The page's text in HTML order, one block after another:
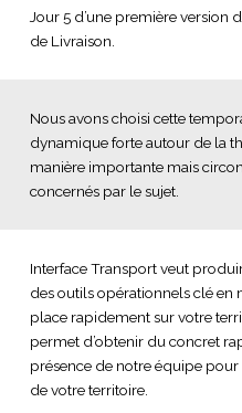
Jour 5 d’une première version
de Livraison.
Nous avons choisi cette
dynamique forte autour de la
manière importante mais
concernés par le sujet.
Interface Transport veut
des outils opérationnels clé
place rapidement sur votre
permet d’obtenir du concret
présence de notre équipe
de votre territoire.